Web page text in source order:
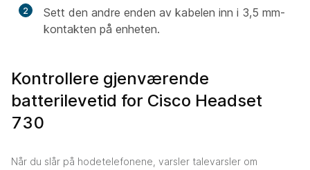
2
Sett den andre enden av kabelen inn i 3,5 mm-
kontakten på enheten.
Kontrollere gjenværende
batterilevetid for Cisco Headset
730
Når du slår på hodetelefonene, varsler talevarsler om